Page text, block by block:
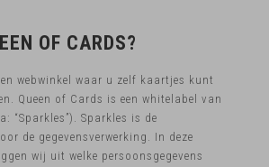
OF CARDS?
webwinkel waar u zelf kaartjes kunt
Queen of Cards is een whitelabel van
“Sparkles”). Sparkles is de
de gegevensverwerking. In deze
wij uit welke persoonsgegevens